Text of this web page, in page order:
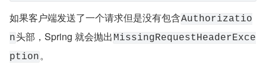
如果客户端发送了一个请求但是没有包含Authorizatio
n头部，Spring 就会抛出 MissingRequestHeaderExce
ption。